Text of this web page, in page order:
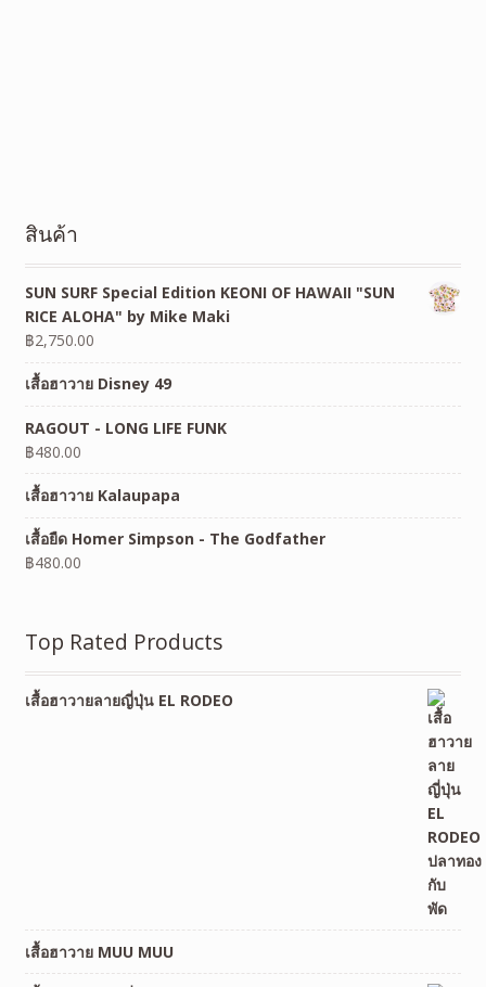
สินค้า
SUN SURF Special Edition KEONI OF HAWAII "SUN
RICE ALOHA" by Mike Maki
฿2,750.00
เสื้อฮาวาย Disney 49
RAGOUT - LONG LIFE FUNK
฿480.00
เสื้อฮาวาย Kalaupapa
เสื้อยืด Homer Simpson - The Godfather
฿480.00
Top Rated Products
เสื้อฮาวายลายญี่ปุ่น EL RODEO
เสื้อฮาวาย MUU MUU